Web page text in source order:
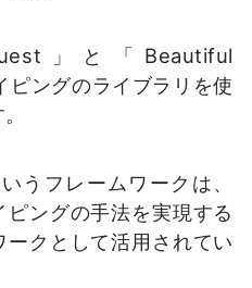
」と「Beautiful
ングのライブラリを使
うフレームワークは、
ングの手法を実現する
クとして活用されてい